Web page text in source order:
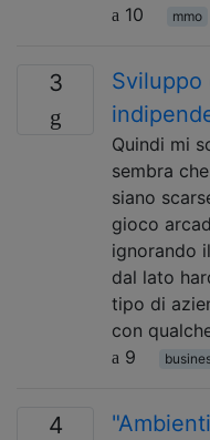
10
mmo
3
Sviluppo
Quindi mi
sembra
siano
gioco
ignorando
dal lato
tipo di
con
9
4